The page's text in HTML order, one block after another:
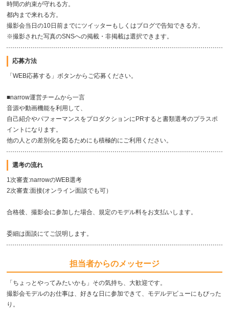
時間の約束が守れる方。
都内まで来れる方。
撮影会当日の10日前までにツイッターもしくはブログで告知できる方。
※撮影された写真のSNSへの掲載・非掲載は選択できます。
応募方法
「WEB応募する」ボタンからご応募ください。
■narrow運営チームから一言
音源や動画機能を利用して、
自己紹介やパフォーマンスをプロダクションにPRすると書類選考のプラスポ
イントになります。
他の人との差別化を図るためにも積極的にご利用ください。
選考の流れ
1次審査:narrowのWEB選考
2次審査:面接(オンライン面談でも可）
合格後、撮影会に参加した場合、規定のモデル料をお支払いします。
委細は面談にてご説明します。
担当者からのメッセージ
「ちょっとやってみたいかも」その気持ち、大歓迎です。
撮影会モデルのお仕事は、好きな日に参加できて、モデルデビューにもぴった
り。